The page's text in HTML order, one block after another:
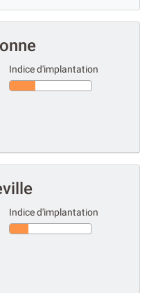
Indice d'implantation
Indice d'implantation